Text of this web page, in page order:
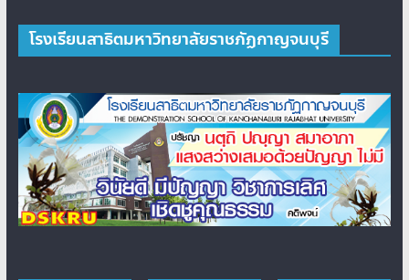
โรงเรียนสาธิตมหาวิทยาลัยราชภัฏกาญจนบุรี